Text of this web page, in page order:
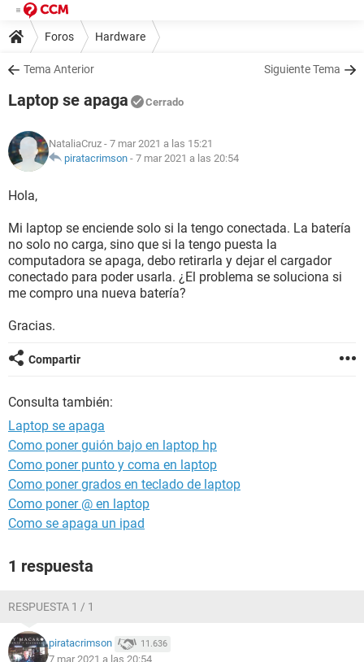
Foros Hardware
Tema Anterior Siguiente Tema
Laptop se apaga Cerrado
NataliaCruz - 7 mar 2021 a las 15:21
piratacrimson - 7 mar 2021 a las 20:54
Hola,
Mi laptop se enciende solo si la tengo conectada. La batería
no solo no carga, sino que si la tengo puesta la
computadora se apaga, debo retirarla y dejar el cargador
conectado para poder usarla. ¿El problema se soluciona si
me compro una nueva batería?
Gracias.
Compartir
Consulta también:
Laptop se apaga
Como poner guión bajo en laptop hp
Como poner punto y coma en laptop
Como poner grados en teclado de laptop
Como poner @ en laptop
Como se apaga un ipad
1 respuesta
RESPUESTA 1 / 1
piratacrimson 11.636
7 mar 2021 a las 20:54